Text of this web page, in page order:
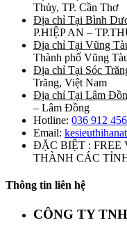
Thủy, TP. Cần Thơ
Địa chỉ Tại Bình
P.HIỆP AN –
Địa chỉ Tại Vũng
Thành phố Vũng
Địa chỉ Tại Sóc
Trăng, Việt Nam
Địa chỉ Tại Lâm
– Lâm Đồng
Hotline: 036 912
Email:
ĐẶC BIỆT :
THÀNH CÁC
Thông tin liên hệ
CÔNG TY